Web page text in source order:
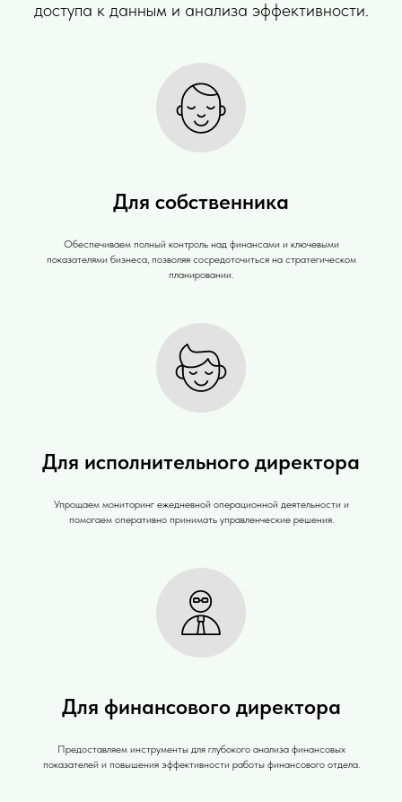
доступа к данным и анализа эффективности.
Для собственника
Обеспечиваем полный контроль над финансами и ключевыми
показателями бизнеса, позволяя сосредоточиться на стратегическом
планировании.
Для исполнительного директора
Упрощаем мониторинг ежедневной операционной деятельности и
помогаем оперативно принимать управленческие решения.
Для финансового директора
Предоставляем инструменты для глубокого анализа финансовых
показателей и повышения эффективности работы финансового отдела.